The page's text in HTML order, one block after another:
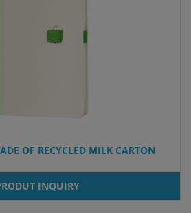
OF RECYCLED MILK CARTON
INQUIRY